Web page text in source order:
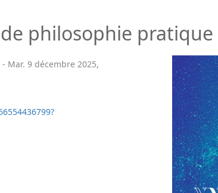
philosophie pratique
- Mar. 9 décembre 2025,